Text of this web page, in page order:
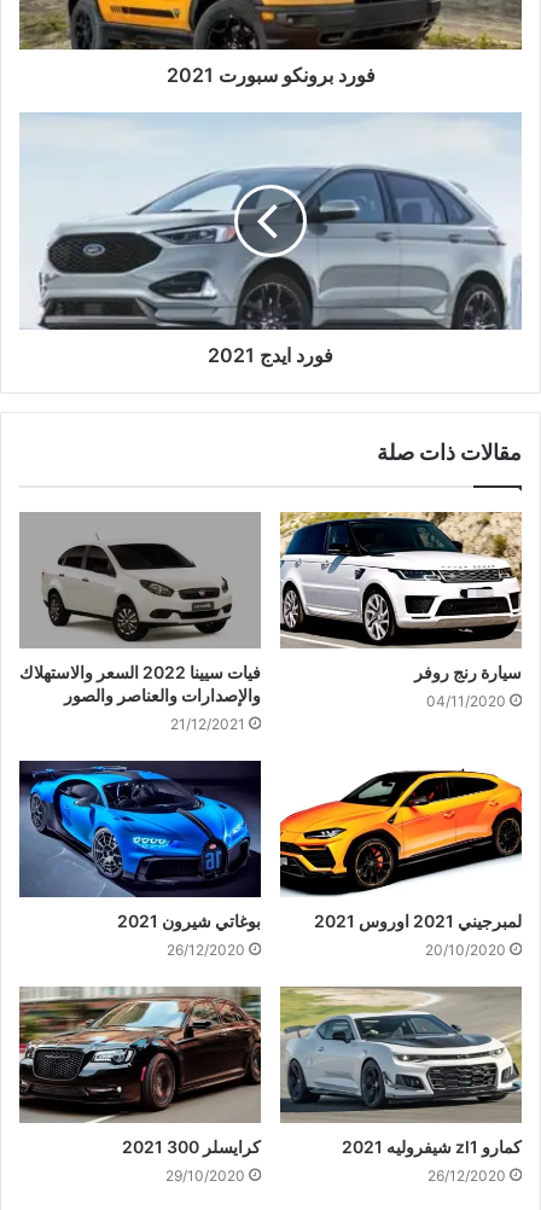
فورد برونكو سبورت 2021
فورد ايدج 2021
مقالات ذات صلة
سيارة رنج روفر
04/11/2020
فيات سيينا 2022 السعر والاستهلاك
والإصدارات والعناصر والصور
21/12/2021
لمبرجيني 2021 اوروس 2021
20/10/2020
بوغاتي شيرون 2021
26/12/2020
كمارو zl1 شيفروليه 2021
26/12/2020
كرايسلر 300 2021
29/10/2020